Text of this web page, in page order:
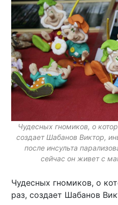
Чудесных гномиков, о
создает Шабанов Виктор,
после инсульта
сейчас он живет с
Чудесных гномиков, о
раз, создает Шабанов